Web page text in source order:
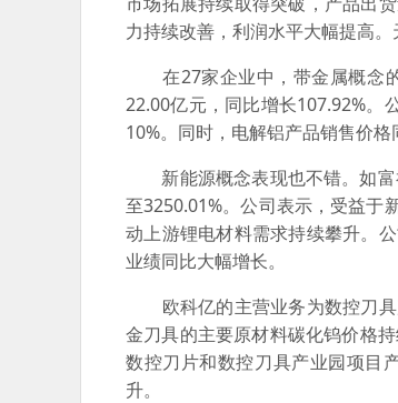
力持续改善，利润水平大幅提高
在27家企业中，带金属概念的
22.00亿元，同比增长107.92%。
10%。同时，电解铝产品销售价
新能源概念表现也不错。如富
至3250.01%。公司表示，受益于
动上游锂电材料需求持续攀升。
业绩同比大幅增长。
欧科亿的主营业务为数控刀具
金刀具的主要原材料碳化钨价格
数控刀片和数控刀具产业园项目
升。